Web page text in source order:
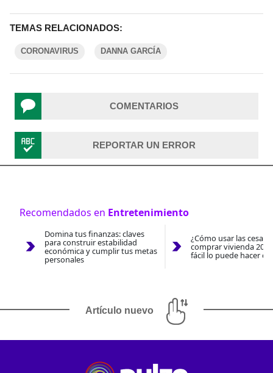
TEMAS RELACIONADOS:
CORONAVIRUS DANNA GARCÍA
COMENTARIOS
REPORTAR UN ERROR
Recomendados en Entretenimiento
Domina tus finanzas: claves
para construir estabilidad
económica y cumplir tus metas
personales
¿Cómo usar las
comprar vivienda
fácil lo puede hacer
Artículo nuevo